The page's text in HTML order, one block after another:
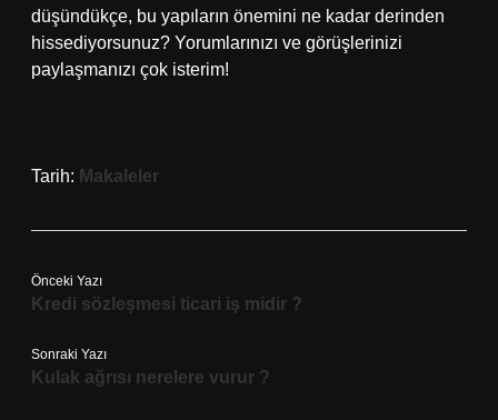
düşündükçe, bu yapıların önemini ne kadar derinden
hissediyorsunuz? Yorumlarınızı ve görüşlerinizi
paylaşmanızı çok isterim!
Tarih: Makaleler
Önceki Yazı
Kredi sözleşmesi ticari iş midir ?
Sonraki Yazı
Kulak ağrısı nerelere vurur ?